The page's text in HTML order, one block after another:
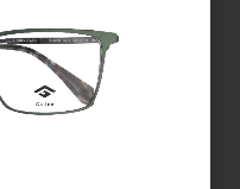
射防止≫
るくクリア。